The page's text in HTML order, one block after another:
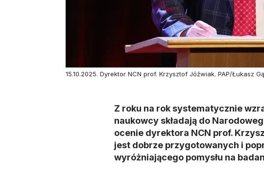
15.10.2025. Dyrektor NCN prof. Krzysztof Jóźwiak. PAP/Łukasz
Z roku na rok systematycznie
naukowcy składają do
ocenie dyrektora NCN prof.
jest dobrze przygotowanych i
wyróżniającego pomysłu na